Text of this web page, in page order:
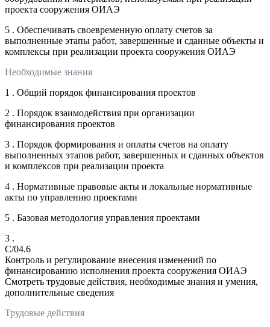
проекта сооружения ОИАЭ
5 . Обеспечивать своевременную оплату счетов за
выполненные этапы работ, завершенные и сданные объекты и
комплексы при реализации проекта сооружения ОИАЭ
Необходимые знания
1 . Общий порядок финансирования проектов
2 . Порядок взаимодействия при организации
финансирования проектов
3 . Порядок формирования и оплаты счетов на оплату
выполненных этапов работ, завершенных и сданных объектов
и комплексов при реализации проекта
4 . Нормативные правовые акты и локальные нормативные
акты по управлению проектами
5 . Базовая методология управления проектами
3 .
C/04.6
Контроль и регулирование внесения изменений по
финансированию исполнения проекта сооружения ОИАЭ
Смотреть трудовые действия, необходимые знания и умения,
дополнительные сведения
Трудовые действия